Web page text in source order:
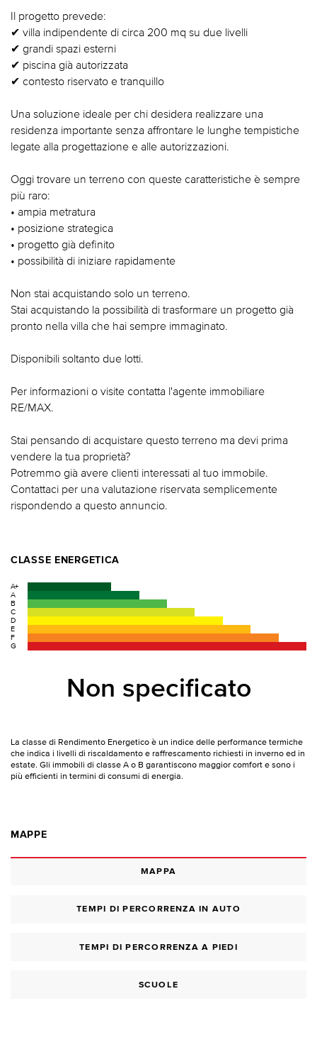
Il progetto prevede:
✔ villa indipendente di circa 200 mq su due livelli
✔ grandi spazi esterni
✔ piscina già autorizzata
✔ contesto riservato e tranquillo
Una soluzione ideale per chi desidera realizzare una
residenza importante senza affrontare le lunghe tempistiche
legate alla progettazione e alle autorizzazioni.
Oggi trovare un terreno con queste caratteristiche è sempre
più raro:
• ampia metratura
• posizione strategica
• progetto già definito
• possibilità di iniziare rapidamente
Non stai acquistando solo un terreno.
Stai acquistando la possibilità di trasformare un progetto già
pronto nella villa che hai sempre immaginato.
Disponibili soltanto due lotti.
Per informazioni o visite contatta l'agente immobiliare
RE/MAX.
Stai pensando di acquistare questo terreno ma devi prima
vendere la tua proprietà?
Potremmo già avere clienti interessati al tuo immobile.
Contattaci per una valutazione riservata semplicemente
rispondendo a questo annuncio.
CLASSE ENERGETICA
A+
A
B
C
D
E
F
G
Non specificato
La classe di Rendimento Energetico è un indice delle performance termiche
che indica i livelli di riscaldamento e raffrescamento richiesti in inverno ed in
estate. Gli immobili di classe A o B garantiscono maggior comfort e sono i
più efficienti in termini di consumi di energia.
MAPPE
MAPPA
TEMPI DI PERCORRENZA IN AUTO
TEMPI DI PERCORRENZA A PIEDI
SCUOLE